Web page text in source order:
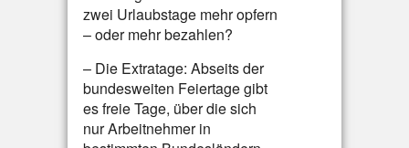
zwei Urlaubstage mehr opfern
– oder mehr bezahlen?
– Die Extratage: Abseits der
bundesweiten Feiertage gibt
es freie Tage, über die sich
nur Arbeitnehmer in